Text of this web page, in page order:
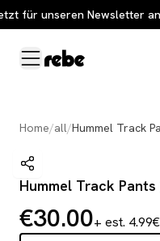
für unseren Newsletter
Home/all/Hummel Track
Hummel Track Pants
€30.00+ est.